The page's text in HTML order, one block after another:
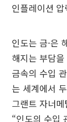
인플레이션
인도는 금·은
해지는 부담
금속의 수입
는 세계에서
그랜트 자너
“인도의 수입